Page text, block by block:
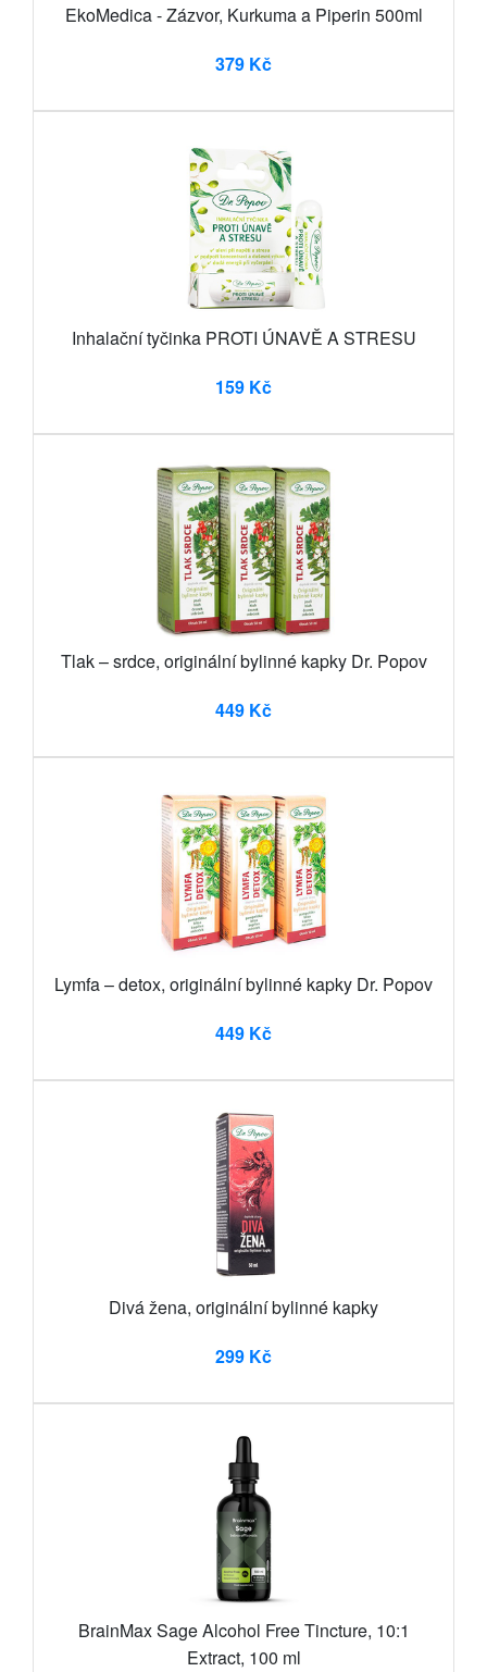
EkoMedica - Zázvor, Kurkuma a Piperin 500ml
379 Kč
Inhalační tyčinka PROTI ÚNAVĚ A STRESU
159 Kč
Tlak – srdce, originální bylinné kapky Dr. Popov
449 Kč
Lymfa – detox, originální bylinné kapky Dr. Popov
449 Kč
Divá žena, originální bylinné kapky
299 Kč
BrainMax Sage Alcohol Free Tincture, 10:1
Extract, 100 ml